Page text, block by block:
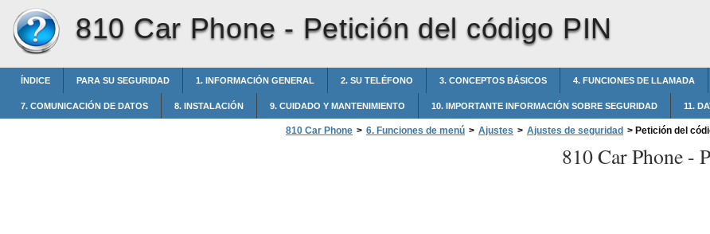
810 Car Phone - Petición del código PIN
ÍNDICE PARA SU SEGURIDAD 1. INFORMACIÓN GENERAL 2. SU TELÉFONO 3. CONCEPTOS BÁSICOS 4. FUNCIONES DE LLAMADA
7. COMUNICACIÓN DE DATOS 8. INSTALACIÓN 9. CUIDADO Y MANTENIMIENTO 10. IMPORTANTE INFORMACIÓN SOBRE SEGURIDAD 11.
810 Car Phone > 6. Funciones de menú > Ajustes > Ajustes de seguridad > Petición del
810 Car Phone -